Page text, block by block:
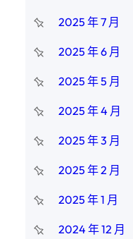
2025 年 7 月
2025 年 6 月
2025 年 5 月
2025 年 4 月
2025 年 3 月
2025 年 2 月
2025 年 1 月
2024 年 12 月